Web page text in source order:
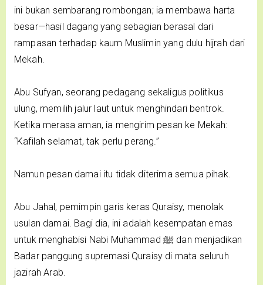
ini bukan sembarang rombongan; ia membawa harta
besar—hasil dagang yang sebagian berasal dari
rampasan terhadap kaum Muslimin yang dulu hijrah dari
Mekah.
Abu Sufyan, seorang pedagang sekaligus politikus
ulung, memilih jalur laut untuk menghindari bentrok.
Ketika merasa aman, ia mengirim pesan ke Mekah:
“Kafilah selamat, tak perlu perang.”
Namun pesan damai itu tidak diterima semua pihak.
Abu Jahal, pemimpin garis keras Quraisy, menolak
usulan damai. Bagi dia, ini adalah kesempatan emas
untuk menghabisi Nabi Muhammad ﷺ dan menjadikan
Badar panggung supremasi Quraisy di mata seluruh
jazirah Arab.